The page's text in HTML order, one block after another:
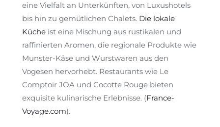
eine Vielfalt an Unterkünften, von Luxushotels
bis hin zu gemütlichen Chalets. Die lokale
Küche ist eine Mischung aus rustikalen und
raffinierten Aromen, die regionale Produkte wie
Munster-Käse und Wurstwaren aus den
Vogesen hervorhebt. Restaurants wie Le
Comptoir JOA und Cocotte Rouge bieten
exquisite kulinarische Erlebnisse. (France-
Voyage.com).